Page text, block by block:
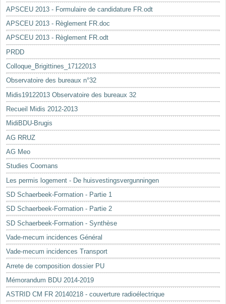
APSCEU 2013 - Formulaire de candidature FR.odt
APSCEU 2013 - Règlement FR.doc
APSCEU 2013 - Règlement FR.odt
PRDD
Colloque_Brigittines_17122013
Observatoire des bureaux n°32
Midis19122013 Observatoire des bureaux 32
Recueil Midis 2012-2013
MidiBDU-Brugis
AG RRUZ
AG Meo
Studies Coomans
Les permis logement - De huisvestingsvergunningen
SD Schaerbeek-Formation - Partie 1
SD Schaerbeek-Formation - Partie 2
SD Schaerbeek-Formation - Synthèse
Vade-mecum incidences Général
Vade-mecum incidences Transport
Arrete de composition dossier PU
Mémorandum BDU 2014-2019
ASTRID CM FR 20140218 - couverture radioélectrique